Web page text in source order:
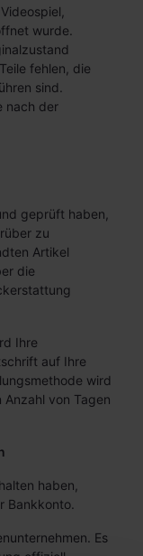
wurde.
fehlen, die
sind.
nach der
geprüft haben,
zu
Artikel
die
Ihre
auf Ihre
wird
von Tagen
haben,
Bankkonto.
Es